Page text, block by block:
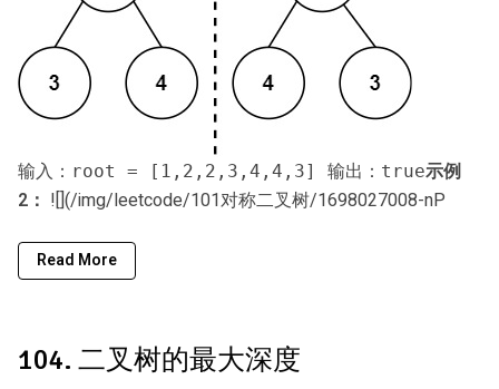
输入：root = [1,2,2,3,4,4,3] 输出：true示例
2： ![](/img/leetcode/101对称二叉树/1698027008-nP
Read More
104. 二叉树的最大深度